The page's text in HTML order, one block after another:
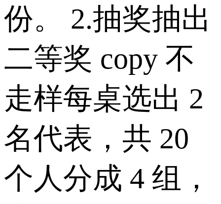
份。 2.抽奖抽出
二等奖 copy 不
走样每桌选出 2
名代表，共 20
个人分成 4 组，